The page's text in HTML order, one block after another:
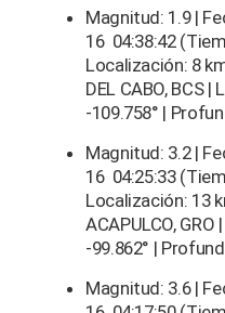
Magnitud: 1.9 |
16 04:38:42
Localización: 8
DEL CABO, BCS
-109.758° |
Magnitud: 3.2 |
16 04:25:33
Localización: 13
ACAPULCO,
-99.862° |
Magnitud: 3.6 |